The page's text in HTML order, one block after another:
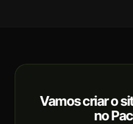
Vamos criar o
no